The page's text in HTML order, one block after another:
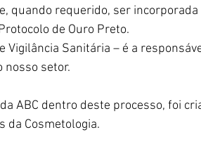
quando requerido, ser incorporada
de Ouro Preto.
Vigilância Sanitária – é a
nosso setor.
ABC dentro deste processo, foi
da Cosmetologia.